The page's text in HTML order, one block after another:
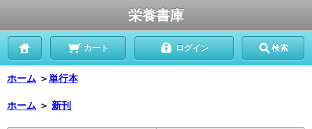
栄養書庫
カート ログイン 検索
ホーム ＞単行本
ホーム ＞ 新刊